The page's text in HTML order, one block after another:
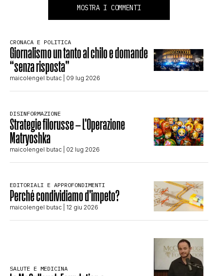
MOSTRA I COMMENTI
CRONACA E POLITICA
Giornalismo un tanto al chilo e domande
“senza risposta”
maicolengel butac | 09 lug 2026
DISINFORMAZIONE
Strategie filorusse – L’Operazione
Matryoshka
maicolengel butac | 02 lug 2026
EDITORIALI E APPROFONDIMENTI
Perché condividiamo d’impeto?
maicolengel butac | 12 giu 2026
SALUTE E MEDICINA